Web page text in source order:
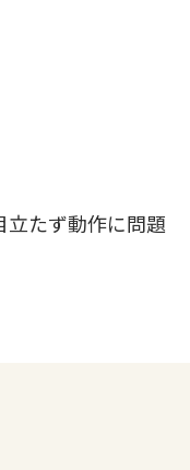
たず動作に問題